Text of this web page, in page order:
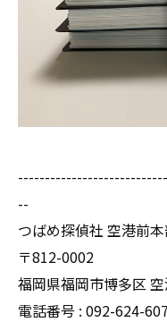
--
つばめ探偵社 空港前
〒812-0002
福岡県福岡市博多区
電話番号 : 092-624-